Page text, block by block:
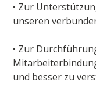
• Zur
unseren
• Zur
und besser zu